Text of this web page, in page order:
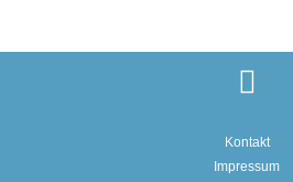
Kontakt
Impressum